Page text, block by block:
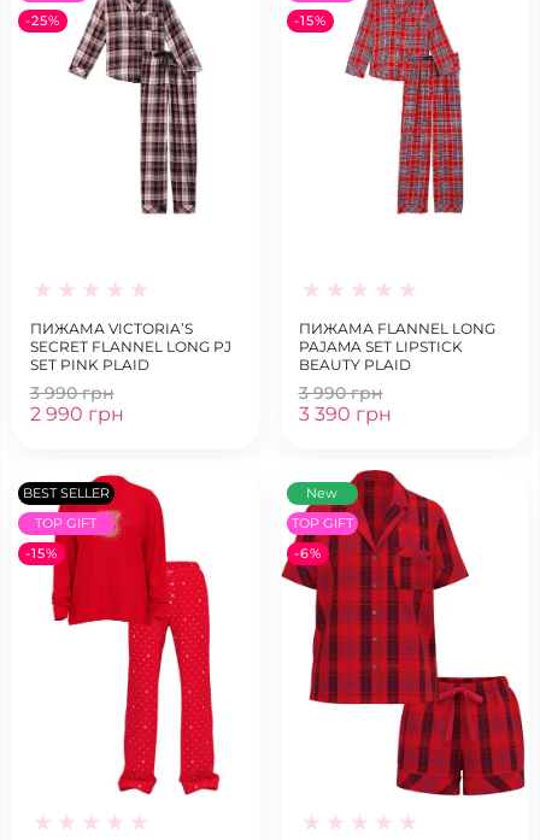
-25%
ПИЖАМА VICTORIA’S
SECRET FLANNEL LONG PJ
SET PINK PLAID
3 990 грн
2 990 грн
-15%
ПИЖАМА FLANNEL LONG
PAJAMA SET LIPSTICK
BEAUTY PLAID
3 990 грн
3 390 грн
BEST SELLER
TOP GIFT
-15%
New
TOP GIFT
-6%